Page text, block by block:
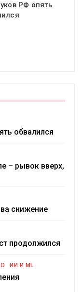
РФ опять
обвалился
– рывок вверх,
снижение
продолжился
ИИ И ML